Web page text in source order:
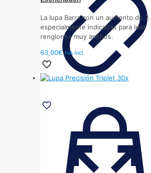
La lupa Barra con un aumento de
especialmente indicadas para leer
renglones muy anchos.
63,00€ IVA Incl.